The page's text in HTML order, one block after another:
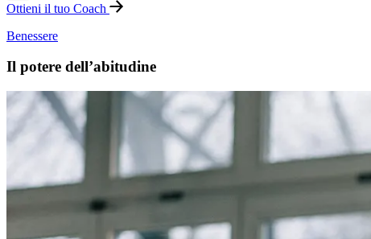
Ottieni il tuo Coach
Benessere
Il potere dell’abitudine